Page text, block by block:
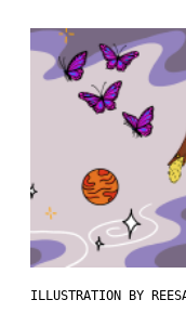
ILLUSTRATION BY